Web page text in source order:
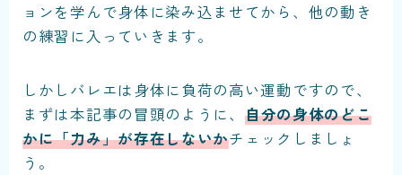
ョンを学んで身体に染み込ませてから、他の動き
の練習に入っていきます。
しかしバレエは身体に負荷の高い運動ですので、
まずは本記事の冒頭のように、 自分の身体のどこ
かに「力み」が存在しないかチェック しましょ
う。